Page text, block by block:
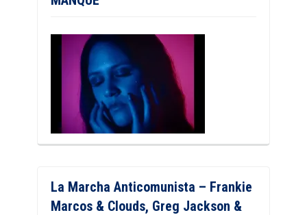
La Marcha Anticomunista – Frankie
Marcos & Clouds, Greg Jackson &